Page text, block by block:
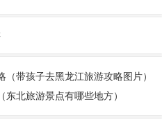
（带孩子去黑龙江旅游攻略图片）
北旅游景点有哪些地方）